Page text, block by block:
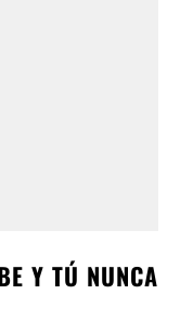
Y TÚ NUNCA